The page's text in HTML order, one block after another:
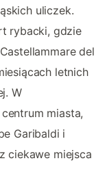
uliczek.
rybacki, gdzie
del
letnich
W
miasta,
Garibaldi i
ciekawe miejsca